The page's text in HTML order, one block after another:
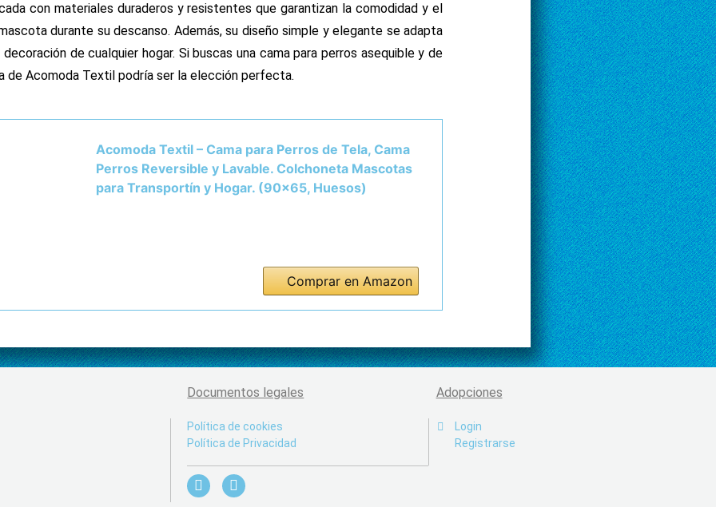
con materiales duraderos y resistentes que garantizan la comodidad y el
durante su descanso. Además, su diseño simple y elegante se adapta
de cualquier hogar. Si buscas una cama para perros asequible y de
de Acomoda Textil podría ser la elección perfecta.
Acomoda Textil – Cama para Perros de Tela, Cama
Perros Reversible y Lavable. Colchoneta Mascotas
para Transportín y Hogar. (90x65, Huesos)
Comprar en Amazon
Documentos legales
Política de cookies
Política de Privacidad
Adopciones
Login
Registrarse